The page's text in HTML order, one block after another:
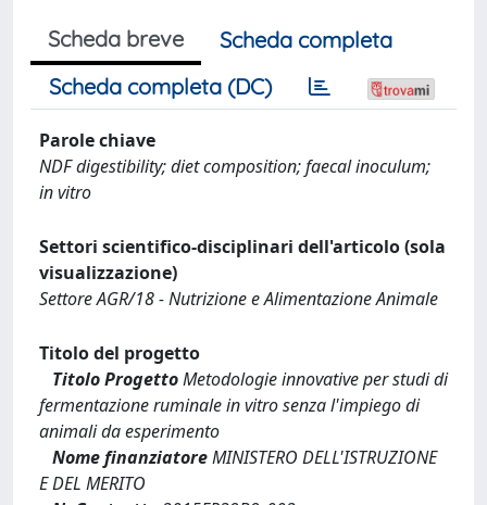
Scheda breve
Scheda completa
Scheda completa (DC)
Parole chiave
NDF digestibility; diet composition; faecal inoculum;
in vitro
Settori scientifico-disciplinari dell'articolo (sola
visualizzazione)
Settore AGR/18 - Nutrizione e Alimentazione Animale
Titolo del progetto
Titolo ProgettoMetodologie innovative per studi di
fermentazione ruminale in vitro senza l'impiego di
animali da esperimento
Nome finanziatoreMINISTERO DELL'ISTRUZIONE
E DEL MERITO